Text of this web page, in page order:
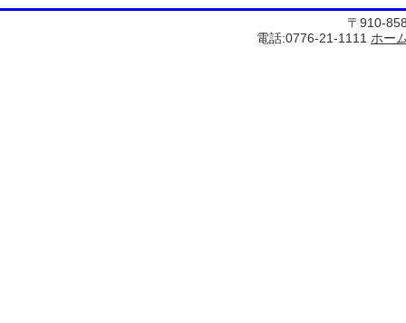
〒910-
電話:0776-21-1111 ホー